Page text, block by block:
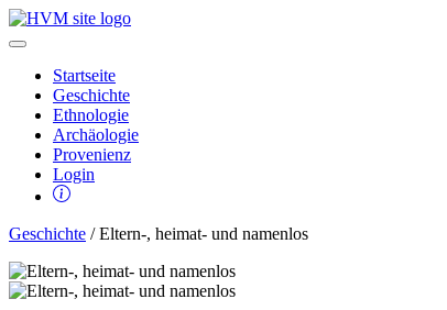
Startseite
Geschichte
Ethnologie
Archäologie
Provenienz
Login
Geschichte / Eltern-, heimat- und namenlos